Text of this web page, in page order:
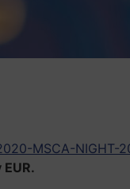
MSCA-NIGHT-